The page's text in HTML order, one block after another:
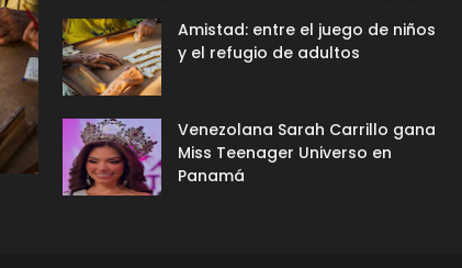
Amistad: entre el juego de niños
y el refugio de adultos
Venezolana Sarah Carrillo gana
Miss Teenager Universo en
Panamá